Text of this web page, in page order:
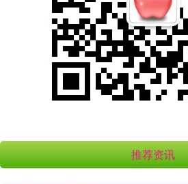
推荐资讯